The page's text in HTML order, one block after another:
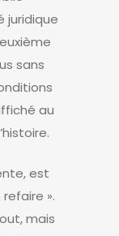
juridique
sans
au
est
».
mais